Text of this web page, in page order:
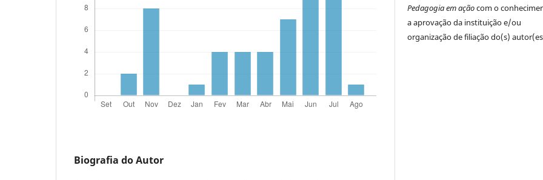
Biografia do Autor
Pedagogia em açãocom o
a aprovação da instituição e/ou
organização de filiação do(s)